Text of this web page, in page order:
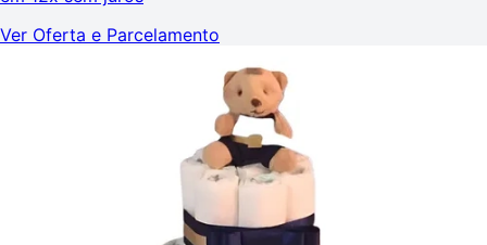
Ver Oferta e Parcelamento